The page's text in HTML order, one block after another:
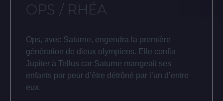
OPS / RHÉA
Ops, avec Saturne, engendra la première
génération de dieux olympiens. Elle confia
Jupiter à Tellus car Saturne mangeait ses
enfants par peur d’être détrôné par l’un d’entre
eux.